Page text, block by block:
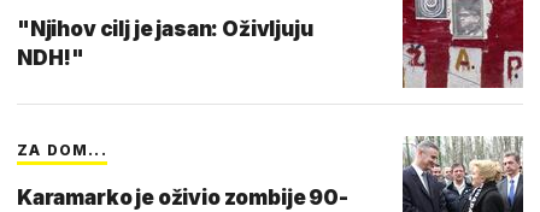
"Njihov cilj je jasan: Oživljuju
NDH!"
ZA DOM...
Karamarko je oživio zombije 90-